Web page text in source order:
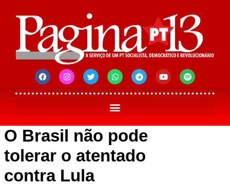
O Brasil não pode
tolerar o atentado
contra Lula